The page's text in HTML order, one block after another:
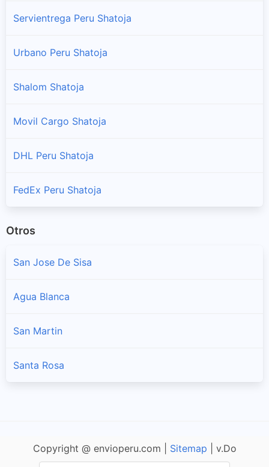
Servientrega Peru Shatoja
Urbano Peru Shatoja
Shalom Shatoja
Movil Cargo Shatoja
DHL Peru Shatoja
FedEx Peru Shatoja
Otros
San Jose De Sisa
Agua Blanca
San Martin
Santa Rosa
Copyright @ envioperu.com | Sitemap | v.Do